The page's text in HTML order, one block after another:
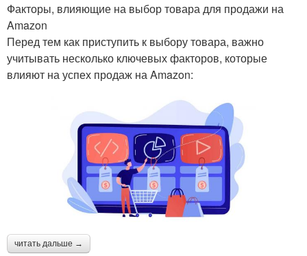
Факторы, влияющие на выбор товара для продажи на
Amazon
Перед тем как приступить к выбору товара, важно
учитывать несколько ключевых факторов, которые
влияют на успех продаж на Amazon:
читать дальше →